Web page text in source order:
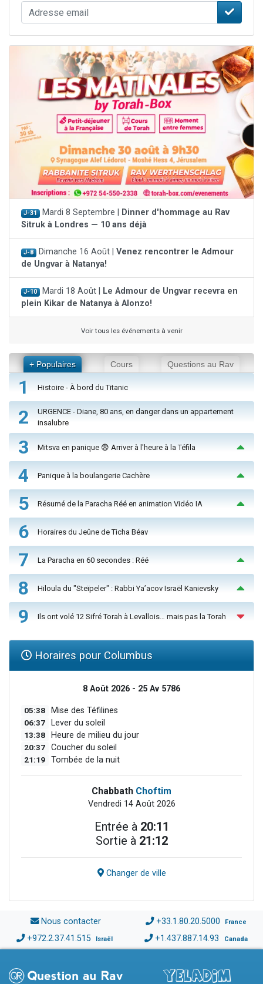
J-31 Mardi 8 Septembre |
Dinner d'hommage au Rav
Sitruk à Londres — 10 ans déjà
J-8 Dimanche 16 Août | Venez rencontrer le Admour
de Ungvar à Natanya!
J-10 Mardi 18 Août |
Le Admour de Ungvar recevra en
plein Kikar de Natanya à Alonzo!
Voir tous les événements à venir
+ Populaires Cours Questions au Rav
1 Histoire - À bord du Titanic
2
URGENCE - Diane, 80 ans, en danger dans un appartement
insalubre
3 Mitsva en panique 😨 Arriver à l'heure à la Téfila
4 Panique à la boulangerie Cachère
5 Résumé de la Paracha Réé en animation Vidéo IA
6 Horaires du Jeûne de Ticha Béav
7 La Paracha en 60 secondes : Réé
8 Hiloula du "Steïpeler" : Rabbi Ya’acov Israël Kanievsky
9 Ils ont volé 12 Sifré Torah à Levallois… mais pas la Torah
Horaires pour Columbus
8 Août 2026 - 25 Av 5786
05:38 Mise des Téfilines
06:37 Lever du soleil
13:38 Heure de milieu du jour
20:37 Coucher du soleil
21:19 Tombée de la nuit
Chabbath Choftim
Vendredi 14 Août 2026
Entrée à 20:11
Sortie à 21:12
Changer de ville
Nous contacter +33.1.80.20.5000 France
+972.2.37.41.515 Israël +1.437.887.14.93 Canada